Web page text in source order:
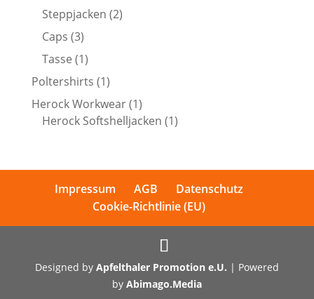
Steppjacken 22
Caps 33
Produkte
Tasse 11
Produkt
Poltershirts 11
Produkt
Herock Workwear 11
Produkt
Herock Softshelljacken 11
Impressum AGB
Datenschutz
Cookie-Richtlinie (EU)
Designed by Apfelthaler Promotion e.U. | Powered
by Abimago.Media